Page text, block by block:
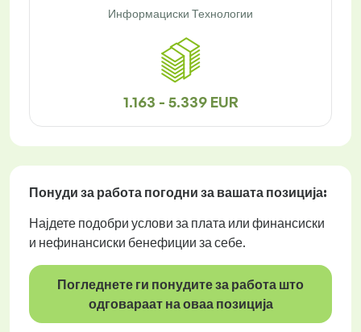
Информациски Технологии
1.163 - 5.339 EUR
Понуди за работа погодни за вашата позиција:
Најдете подобри услови за плата или финансиски
и нефинансиски бенефиции за себе.
Погледнете ги понудите за работа што
одговараат на оваа позиција